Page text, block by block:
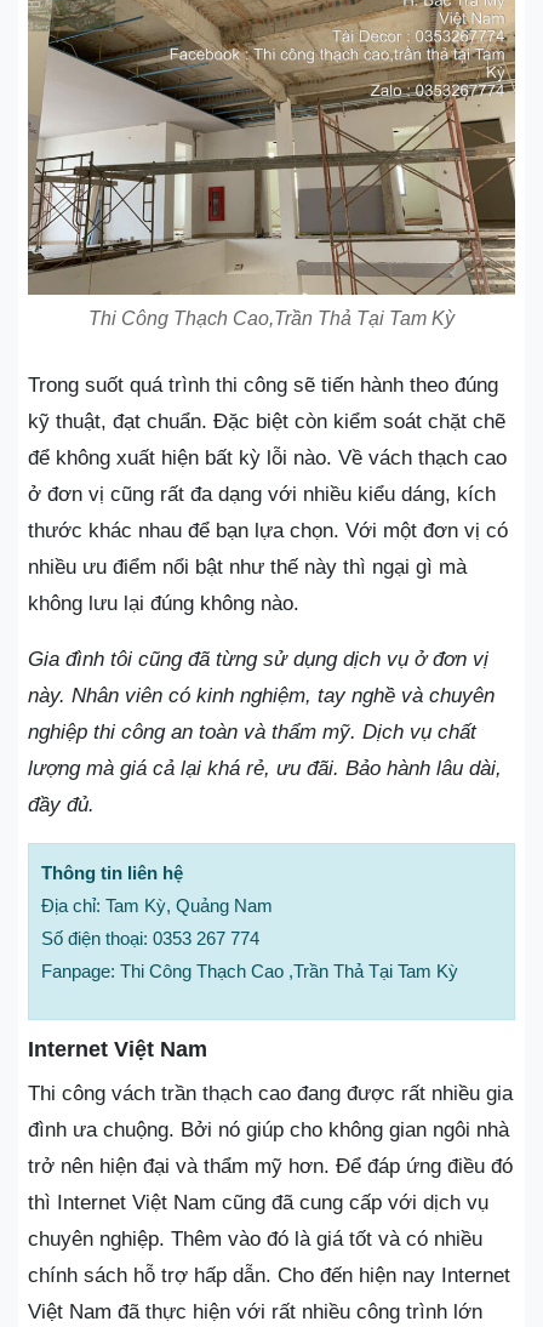
Thi Công Thạch Cao,Trần Thả Tại Tam Kỳ
Trong suốt quá trình thi công sẽ tiến hành theo đúng
kỹ thuật, đạt chuẩn. Đặc biệt còn kiểm soát chặt chẽ
để không xuất hiện bất kỳ lỗi nào. Về vách thạch cao
ở đơn vị cũng rất đa dạng với nhiều kiểu dáng, kích
thước khác nhau để bạn lựa chọn. Với một đơn vị có
nhiều ưu điểm nổi bật như thế này thì ngại gì mà
không lưu lại đúng không nào.
Gia đình tôi cũng đã từng sử dụng dịch vụ ở đơn vị
này. Nhân viên có kinh nghiệm, tay nghề và chuyên
nghiệp thi công an toàn và thẩm mỹ. Dịch vụ chất
lượng mà giá cả lại khá rẻ, ưu đãi. Bảo hành lâu dài,
đầy đủ.
Thông tin liên hệ
Địa chỉ: Tam Kỳ, Quảng Nam
Số điện thoại: 0353 267 774
Fanpage: Thi Công Thạch Cao ,Trần Thả Tại Tam Kỳ
Internet Việt Nam
Thi công vách trần thạch cao đang được rất nhiều gia
đình ưa chuộng. Bởi nó giúp cho không gian ngôi nhà
trở nên hiện đại và thẩm mỹ hơn. Để đáp ứng điều đó
thì Internet Việt Nam cũng đã cung cấp với dịch vụ
chuyên nghiệp. Thêm vào đó là giá tốt và có nhiều
chính sách hỗ trợ hấp dẫn. Cho đến hiện nay Internet
Việt Nam đã thực hiện với rất nhiều công trình lớn